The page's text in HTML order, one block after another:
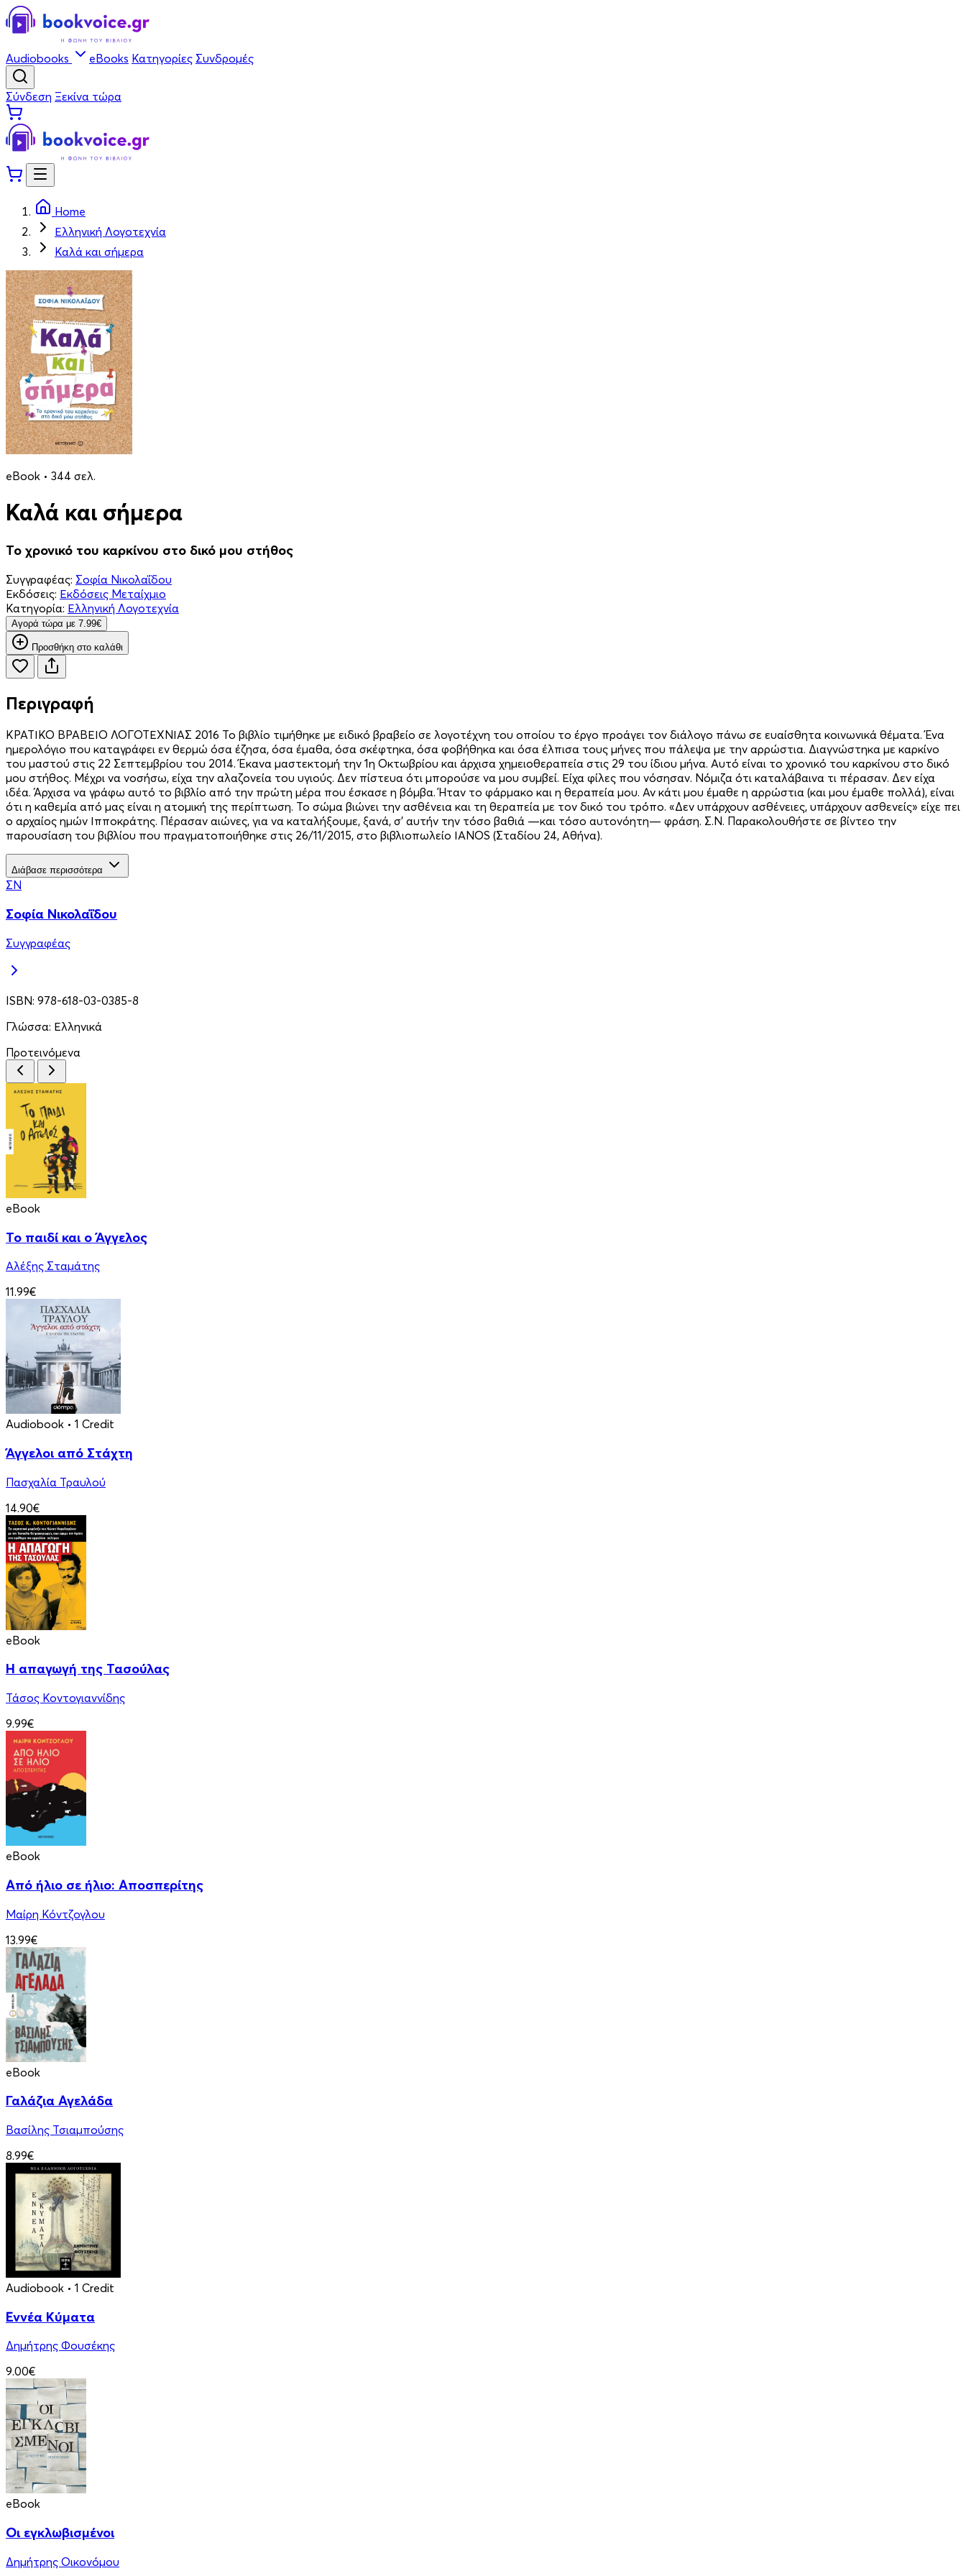
Audiobooks eBooks Κατηγορίες Συνδρομές
Σύνδεση Ξεκίνα τώρα
Home
Ελληνική Λογοτεχνία
Καλά και σήμερα
eBook • 344 σελ.
Καλά και σήμερα
Το χρονικό του καρκίνου στο δικό μου στήθος
Συγγραφέας: Σοφία Νικολαΐδου
Εκδόσεις: Εκδόσεις Μεταίχμιο
Κατηγορία: Ελληνική Λογοτεχνία
Aγορά τώρα με 7.99€
Προσθήκη στο καλάθι
Περιγραφή
ΚΡΑΤΙΚΟ ΒΡΑΒΕΙΟ ΛΟΓΟΤΕΧΝΙΑΣ 2016 Το βιβλίο τιμήθηκε με ειδικό βραβείο σε λογοτέχνη του οποίου το έργο προάγει τον διάλογο πάνω σε ευαίσθητα κοινωνικά θέματα. Ένα
ημερολόγιο που καταγράφει εν θερμώ όσα έζησα, όσα έμαθα, όσα σκέφτηκα, όσα φοβήθηκα και όσα έλπισα τους μήνες που πάλεψα με την αρρώστια. Διαγνώστηκα με καρκίνο
του μαστού στις 22 Σεπτεμβρίου του 2014. Έκανα μαστεκτομή την 1η Οκτωβρίου και άρχισα χημειοθεραπεία στις 29 του ίδιου μήνα. Αυτό είναι το χρονικό του καρκίνου στο δικό
μου στήθος. Μέχρι να νοσήσω, είχα την αλαζονεία του υγιούς. Δεν πίστευα ότι μπορούσε να μου συμβεί. Είχα φίλες που νόσησαν. Νόμιζα ότι καταλάβαινα τι πέρασαν. Δεν είχα
ιδέα. Άρχισα να γράφω αυτό το βιβλίο από την πρώτη μέρα που έσκασε η βόμβα. Ήταν το φάρμακο και η θεραπεία μου. Αν κάτι μου έμαθε η αρρώστια (και μου έμαθε πολλά), είναι
ότι η καθεμία από μας είναι η ατομική της περίπτωση. Το σώμα βιώνει την ασθένεια και τη θεραπεία με τον δικό του τρόπο. «Δεν υπάρχουν ασθένειες, υπάρχουν ασθενείς» είχε πει
ο αρχαίος ημών Ιπποκράτης. Πέρασαν αιώνες, για να καταλήξουμε, ξανά, σ’ αυτήν την τόσο βαθιά —και τόσο αυτονόητη— φράση. Σ.Ν. Παρακολουθήστε σε βίντεο την
παρουσίαση του βιβλίου που πραγματοποιήθηκε στις 26/11/2015, στο βιβλιοπωλείο ΙΑΝΟS (Σταδίου 24, Αθήνα).
Διάβασε περισσότερα
ΣΝ
Σοφία Νικολαΐδου
Συγγραφέας
ISBN: 978-618-03-0385-8
Γλώσσα: Ελληνικά
Προτεινόμενα
eBook
Το παιδί και ο Άγγελος
Αλέξης Σταμάτης
11.99€
Audiobook • 1 Credit
Άγγελοι από Στάχτη
Πασχαλία Τραυλού
14.90€
eBook
Η απαγωγή της Τασούλας
Τάσος Κοντογιαννίδης
9.99€
eBook
Από ήλιο σε ήλιο: Αποσπερίτης
Μαίρη Κόντζογλου
13.99€
eBook
Γαλάζια Αγελάδα
Βασίλης Τσιαμπούσης
8.99€
Audiobook • 1 Credit
Εννέα Κύματα
Δημήτρης Φουσέκης
9.00€
eBook
Οι εγκλωβισμένοι
Δημήτρης Οικονόμου